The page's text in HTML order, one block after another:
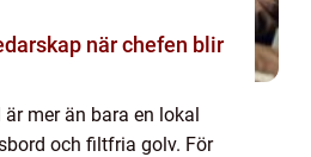
chefen blir
mer än bara en lokal
och filtfria golv. För